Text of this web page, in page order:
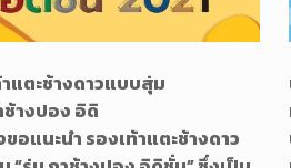
แตะช้างดาวแบบสุ่ม
ช้างปอง อิดิ
อแนะนำ รองเท้าแตะช้างดาว